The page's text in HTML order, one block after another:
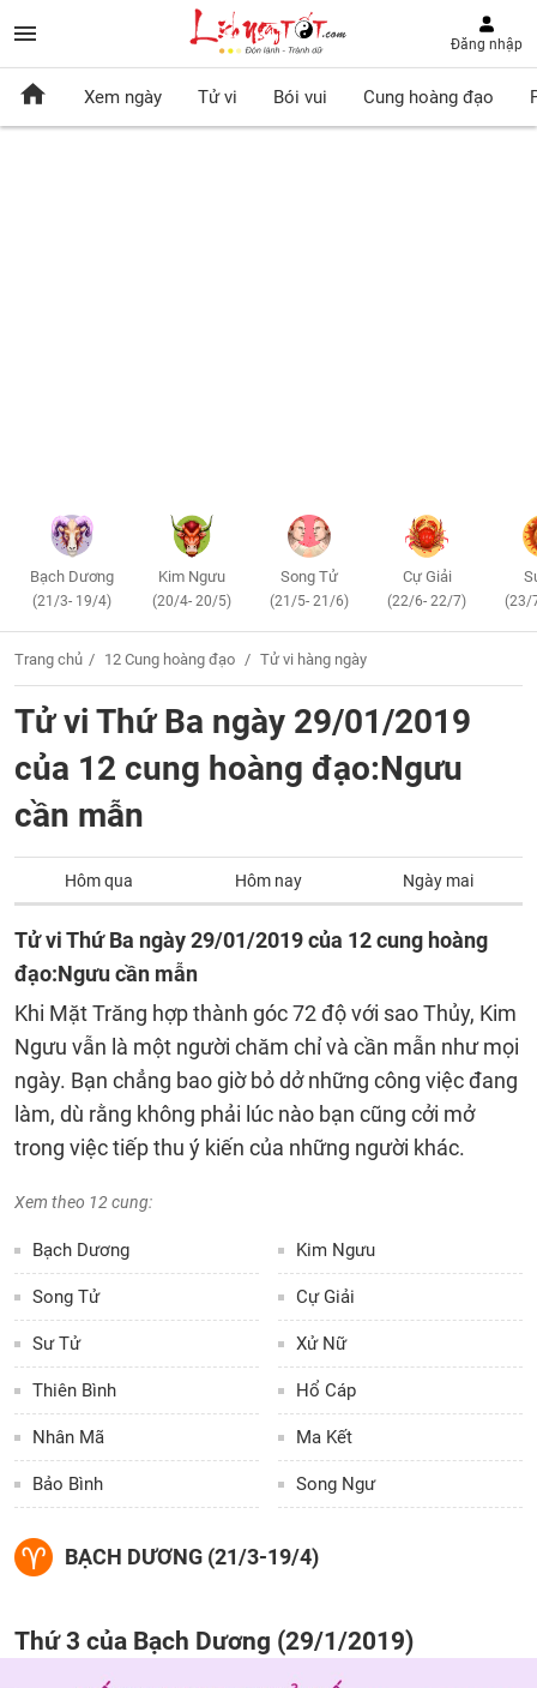
Đăng nhập
Xem ngày Tử vi Bói vui Cung hoàng đạo
Bạch Dương
(21/3- 19/4)
Kim Ngưu
(20/4- 20/5)
Song Tử
(21/5- 21/6)
Cự Giải
(22/6- 22/7) (23/
Trang chủ 12 Cung hoàng đạo Tử vi hàng ngày
Tử vi Thứ Ba ngày 29/01/2019
của 12 cung hoàng đạo:Ngưu
cần mẫn
Hôm qua Hôm nay Ngày mai
Tử vi Thứ Ba ngày 29/01/2019 của 12 cung hoàng
đạo:Ngưu cần mẫn
Khi Mặt Trăng hợp thành góc 72 độ với sao Thủy, Kim
Ngưu vẫn là một người chăm chỉ và cần mẫn như mọi
ngày. Bạn chẳng bao giờ bỏ dở những công việc đang
làm, dù rằng không phải lúc nào bạn cũng cởi mở
trong việc tiếp thu ý kiến của những người khác.
Xem theo 12 cung:
Bạch Dương Kim Ngưu
Song Tử Cự Giải
Sư Tử Xử Nữ
Thiên Bình Hổ Cáp
Nhân Mã Ma Kết
Bảo Bình Song Ngư
BẠCH DƯƠNG (21/3-19/4)
Thứ 3 của Bạch Dương (29/1/2019)